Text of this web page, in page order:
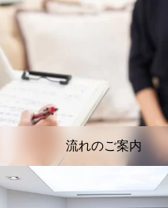
流れのご案内